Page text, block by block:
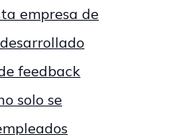
empresa de
feedback
solo se